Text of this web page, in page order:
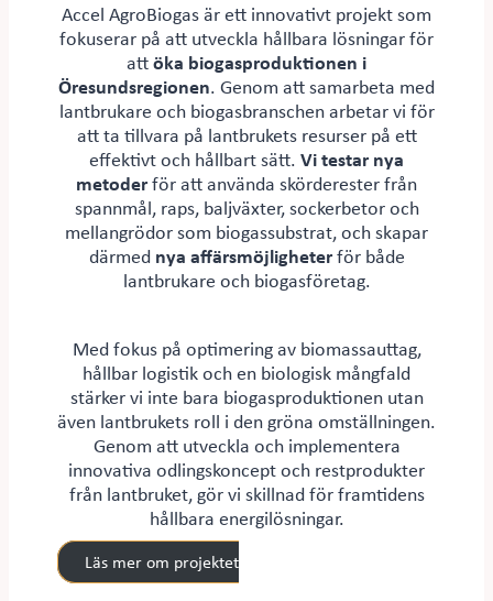
Accel AgroBiogas är ett innovativt projekt som
fokuserar på att utveckla hållbara lösningar för
attöka biogasproduktionen i
Öresundsregionen. Genom att samarbeta med
lantbrukare och biogasbranschen arbetar vi för
att ta tillvara på lantbrukets resurser på ett
effektivt och hållbart sätt. Vi testar nya
metoderför att använda skörderester från
spannmål, raps, baljväxter, sockerbetor och
mellangrödor som biogassubstrat, och skapar
därmed nya affärsmöjligheterför både
lantbrukare och biogasföretag.
Med fokus på optimering av biomassauttag,
hållbar logistik och en biologisk mångfald
stärker vi inte bara biogasproduktionen utan
även lantbrukets roll i den gröna omställningen.
Genom att utveckla och implementera
innovativa odlingskoncept och restprodukter
från lantbruket, gör vi skillnad för framtidens
hållbara energilösningar.
Läs mer om projektet